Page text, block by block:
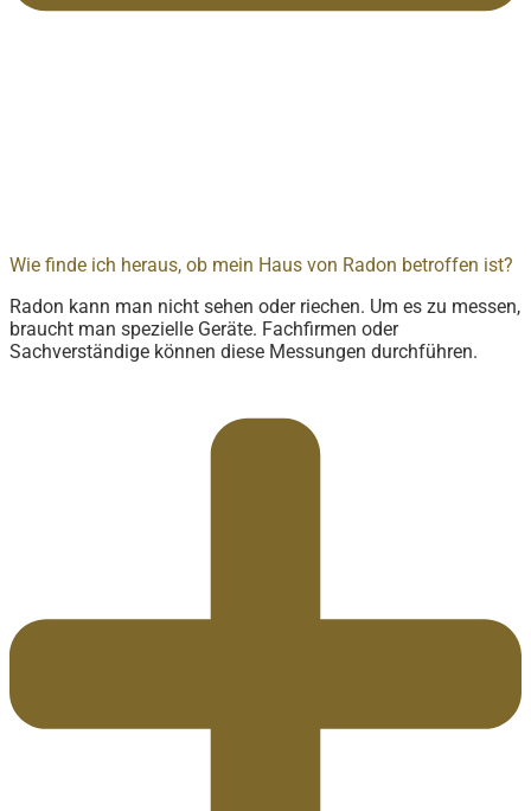
Wie finde ich heraus, ob mein Haus von Radon betroffen ist?
Radon kann man nicht sehen oder riechen. Um es zu messen,
braucht man spezielle Geräte. Fachfirmen oder
Sachverständige können diese Messungen durchführen.